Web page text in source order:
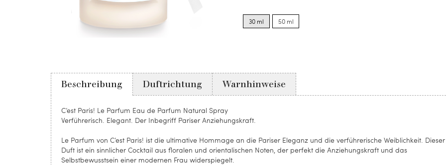
options
for30 ml
options
for50 ml
Beschreibung
C’est Paris! Le Parfum Eau de Parfum Natural Spray
Verführerisch. Elegant. Der Inbegriff Pariser Anziehungskraft.
Le Parfum von C’est Paris! ist die ultimative Hommage an die Pariser Eleganz und die verführerische Weiblichkeit. Dieser
Duft ist ein sinnlicher Cocktail aus floralen und orientalischen Noten, der perfekt die Anziehungskraft und das
Selbstbewusstsein einer modernen Frau widerspiegelt.
Duftrichtung Warnhinweise